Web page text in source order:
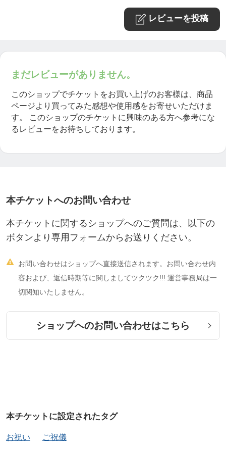
レビューを投稿
まだレビューがありません。
このショップでチケットをお買い上げのお客様は、商品
ページより買ってみた感想や使用感をお寄せいただけま
す。
このショップのチケットに興味のある方へ参考にな
るレビューをお待ちしております。
本チケットへのお問い合わせ
本チケットに関するショップへのご質問は、以下の
ボタンより専用フォームからお送りください。

お問い合わせはショップへ直接送信されます。お問い合わせ内
容および、返信時期等に関しましてツクツク!!! 運営事務局は一
切関知いたしません。
ショップへのお問い合わせはこちら
本チケットに設定されたタグ
お祝い ご祝儀